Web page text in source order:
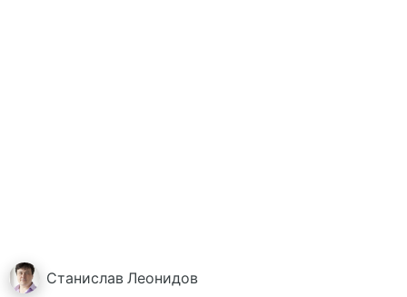
Станислав Леонидов